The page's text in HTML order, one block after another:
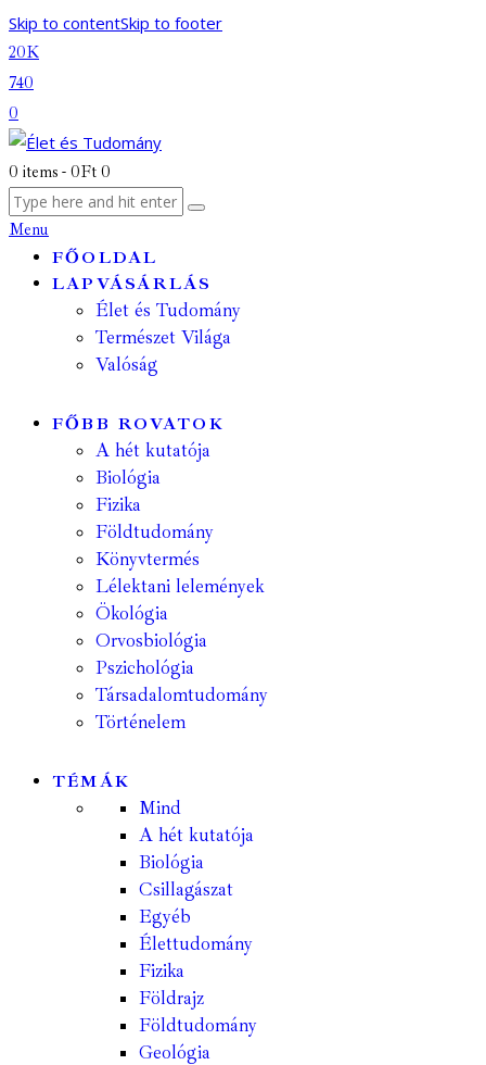
Skip to contentSkip to footer
20K
740
0
0 items - 0Ft 0
Menu
FŐOLDAL
LAPVÁSÁRLÁS
Élet és Tudomány
Természet Világa
Valóság
FŐBB ROVATOK
A hét kutatója
Biológia
Fizika
Földtudomány
Könyvtermés
Lélektani lelemények
Ökológia
Orvosbiológia
Pszichológia
Társadalomtudomány
Történelem
TÉMÁK
Mind
A hét kutatója
Biológia
Csillagászat
Egyéb
Élettudomány
Fizika
Földrajz
Földtudomány
Geológia